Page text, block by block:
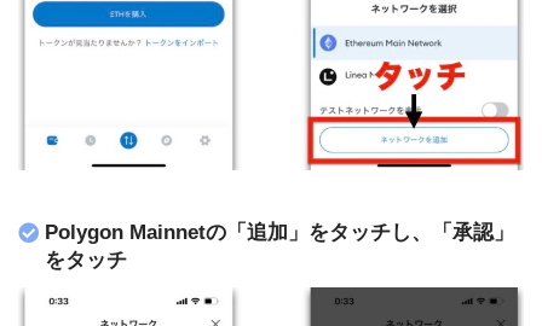
Polygon Mainnetの「追加」をタッチし、「承認」
をタッチ